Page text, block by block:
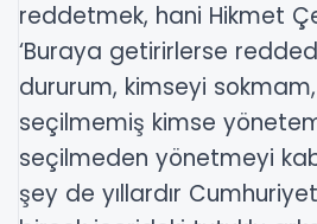
reddetmek, hani Hikmet
‘Buraya getirirlerse
dururum, kimseyi
seçilmemiş kimse
seçilmeden yönetmeyi
şey de yıllardır